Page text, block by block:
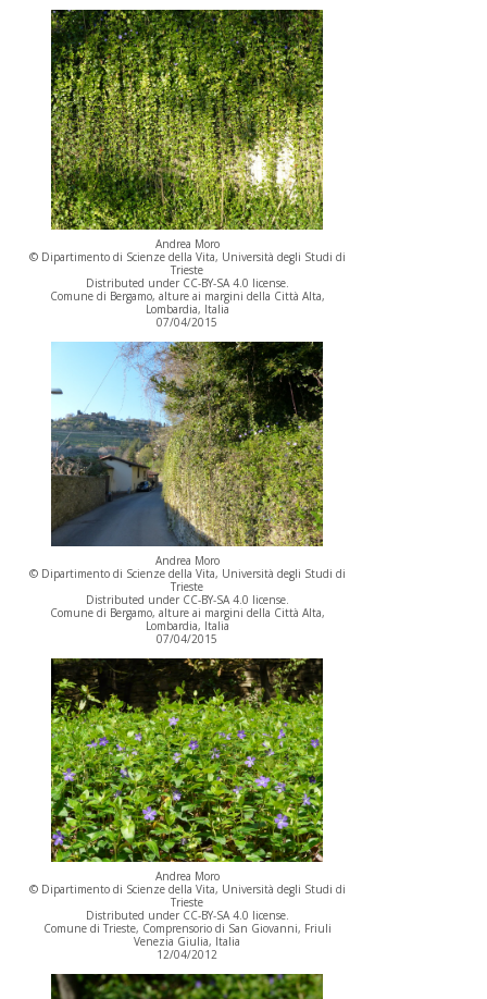
Andrea Moro
© Dipartimento di Scienze della Vita, Università degli Studi di
Trieste
Distributed under CC-BY-SA 4.0 license.
Comune di Bergamo, alture ai margini della Città Alta,
Lombardia, Italia
07/04/2015
Andrea Moro
© Dipartimento di Scienze della Vita, Università degli Studi di
Trieste
Distributed under CC-BY-SA 4.0 license.
Comune di Bergamo, alture ai margini della Città Alta,
Lombardia, Italia
07/04/2015
Andrea Moro
© Dipartimento di Scienze della Vita, Università degli Studi di
Trieste
Distributed under CC-BY-SA 4.0 license.
Comune di Trieste, Comprensorio di San Giovanni, Friuli
Venezia Giulia, Italia
12/04/2012